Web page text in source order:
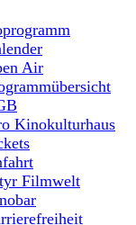
Air
Kinokulturhaus
Filmwelt